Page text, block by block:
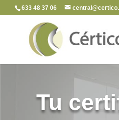
633 48 37 06
Tu